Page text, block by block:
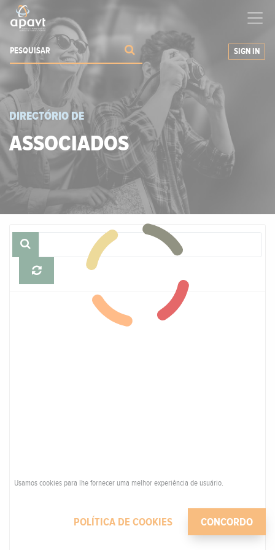
a expandir os seus negócios
SIGN IN
DIRECTÓRIO DE
ASSOCIADOS
Usamos cookies para lhe fornecer uma melhor experiência de usuário.
POLÍTICA DE COOKIES CONCORDO